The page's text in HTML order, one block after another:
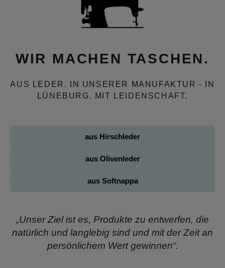
WIR MACHEN TASCHEN.
AUS LEDER. IN UNSERER MANUFAKTUR - IN
LÜNEBURG. MIT LEIDENSCHAFT.
aus Hirschleder
aus Olivenleder
aus Softnappa
„Unser Ziel ist es, Produkte zu entwerfen, die
natürlich und langlebig sind und mit der Zeit an
persönlichem Wert gewinnen“.